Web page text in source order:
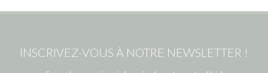
INSCRIVEZ-VOUS À NOTRE NEWSLETTER !